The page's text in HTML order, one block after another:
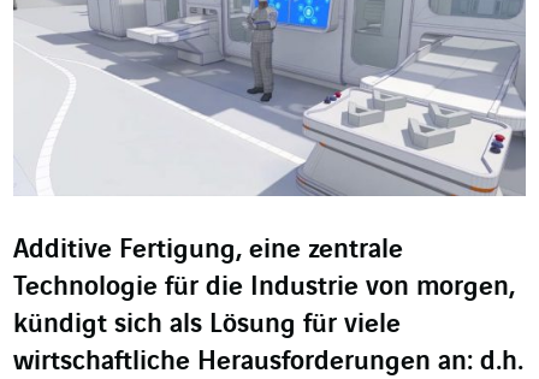
Additive Fertigung, eine zentrale
Technologie für die Industrie von morgen,
kündigt sich als Lösung für viele
wirtschaftliche Herausforderungen an: d.h.